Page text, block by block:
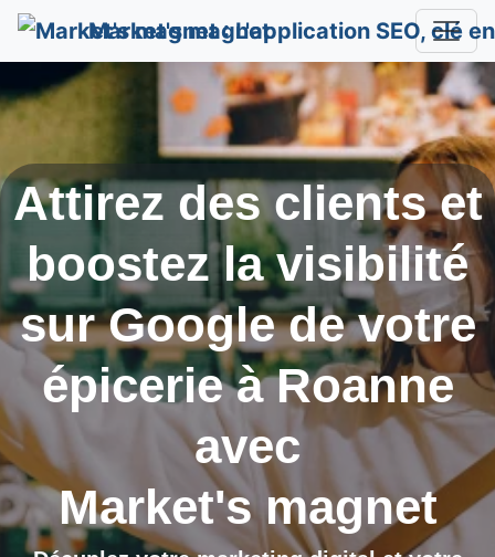
Market's magnet
Attirez des clients et
boostez la visibilité
sur Google de votre
épicerie àRoanne
avec
Market's magnet